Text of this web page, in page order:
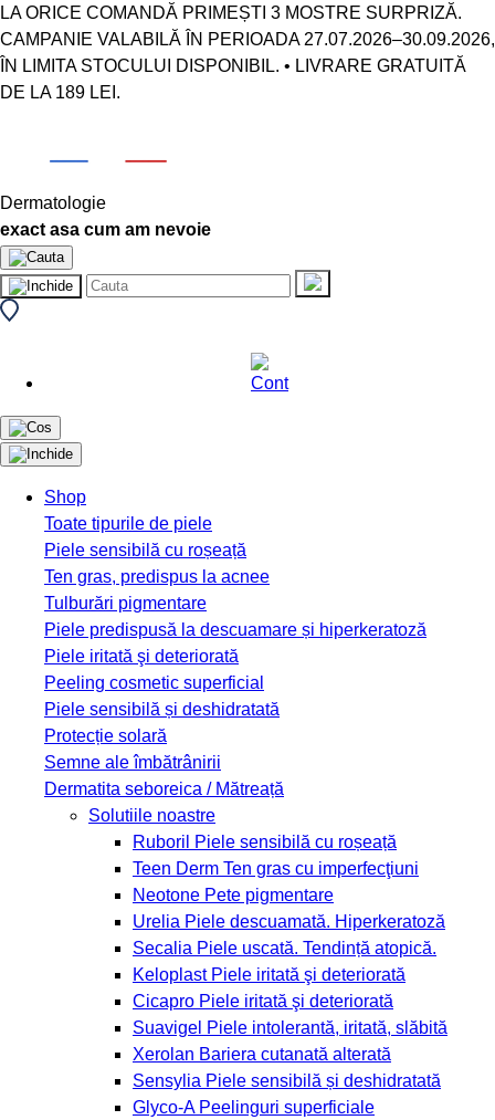
LA ORICE COMANDĂ PRIMEȘTI 3 MOSTRE SURPRIZĂ.
CAMPANIE VALABILĂ ÎN PERIOADA 27.07.2026–30.09.2026,
ÎN LIMITA STOCULUI DISPONIBIL. • LIVRARE GRATUITĂ
DE LA 189 LEI.
Dermatologie
exact asa cum am nevoie
Shop
Toate tipurile de piele
Piele sensibilă cu roșeață
Ten gras, predispus la acnee
Tulburări pigmentare
Piele predispusă la descuamare și hiperkeratoză
Piele iritată şi deteriorată
Peeling cosmetic superficial
Piele sensibilă și deshidratată
Protecție solară
Semne ale îmbătrânirii
Dermatita seboreica / Mătreață
Solutiile noastre
Ruboril
Piele sensibilă cu roșeață
Teen Derm Ten gras cu imperfecţiuni
Neotone Pete pigmentare
Urelia Piele descuamată. Hiperkeratoză
Secalia Piele uscată. Tendință atopică.
Keloplast Piele iritată şi deteriorată
Cicapro Piele iritată şi deteriorată
Suavigel Piele intolerantă, iritată, slăbită
Xerolan Bariera cutanată alterată
Sensylia Piele sensibilă și deshidratată
Glyco-A Peelinguri superficiale